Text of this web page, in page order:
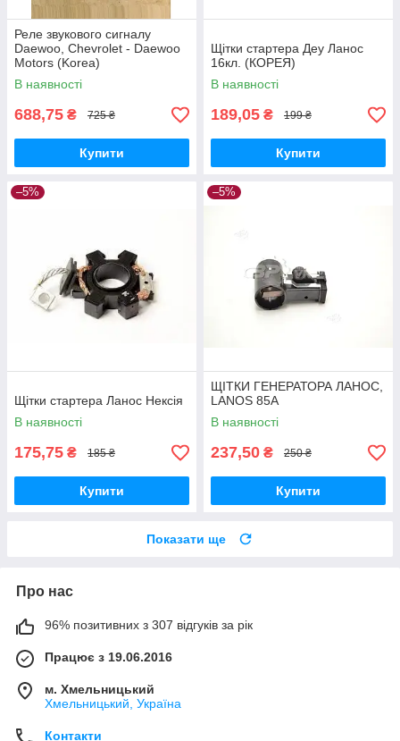
Реле звукового сигналу
Daewoo, Chevrolet - Daewoo
Motors (Korea)
В наявності
688,75 ₴ 725 ₴
Купити
Щітки стартера Деу Ланос
16кл. (КОРЕЯ)
В наявності
189,05 ₴ 199 ₴
Купити
–5%
Щітки стартера Ланос Нексія
В наявності
175,75 ₴ 185 ₴
Купити
–5%
ЩІТКИ ГЕНЕРАТОРА ЛАНОС,
LANOS 85А
В наявності
237,50 ₴ 250 ₴
Купити
Показати ще
Про нас
96% позитивних з 307 відгуків за рік
Працює з 19.06.2016
м. Хмельницький
Хмельницький, Україна
Контакти